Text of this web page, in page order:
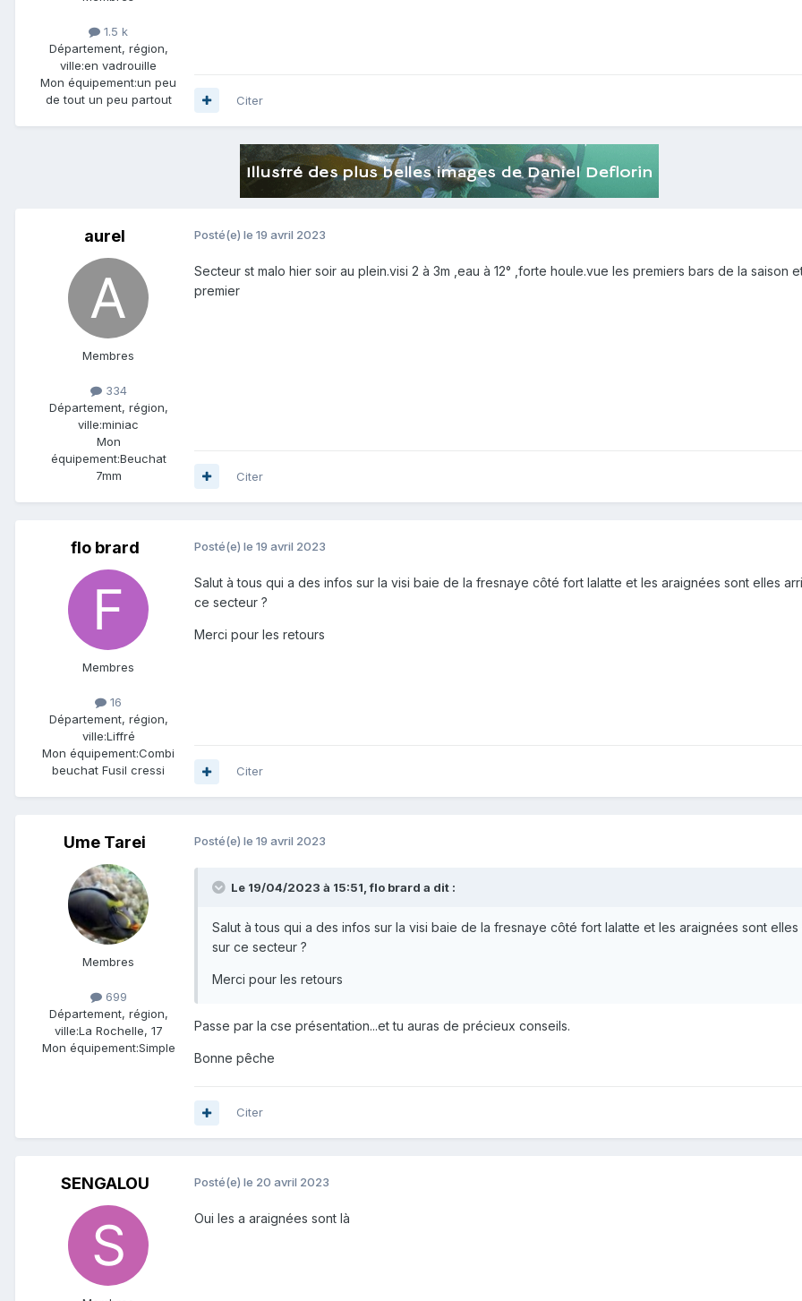
1.5 k
Département, région,
ville:en vadrouille
Mon équipement:un peu
de tout un peu partout
Citer
aurel
Membres
334
Département, région,
ville:miniac
Mon
équipement:Beuchat
7mm
Posté(e) le 19 avril 2023
Secteur st malo hier soir au plein.visi 2 à 3m ,eau à 12° ,forte houle.vue les premiers bars de la saison
premier
Citer
flo brard
Membres
16
Département, région,
ville:Liffré
Mon équipement:Combi
beuchat Fusil cressi
Posté(e) le 19 avril 2023
Salut à tous qui a des infos sur la visi baie de la fresnaye côté fort lalatte et les araignées sont elles
ce secteur ?
Merci pour les retours
Citer
Ume Tarei
Membres
699
Département, région,
ville:La Rochelle, 17
Mon équipement:Simple
Posté(e) le 19 avril 2023
Le 19/04/2023 à 15:51,flo brard a dit :
Salut à tous qui a des infos sur la visi baie de la fresnaye côté fort lalatte et les araignées sont elles
sur ce secteur ?
Merci pour les retours
Passe par la cse présentation...et tu auras de précieux conseils.
Bonne pêche
Citer
SENGALOU Posté(e) le 20 avril 2023
Oui les a araignées sont là